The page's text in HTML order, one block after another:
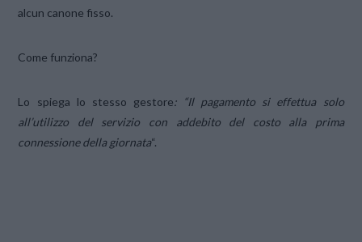
alcun canone fisso.
Come funziona?
Lo spiega lo stesso gestore: “Il pagamento si effettua solo
all’utilizzo del servizio con addebito del costo alla prima
connessione della giornata“.